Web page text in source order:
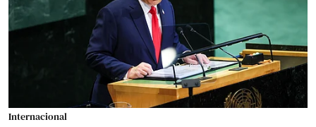
Internacional